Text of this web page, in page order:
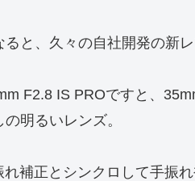
と、久々の自社開発の新
F2.8 IS PROですと、
明るいレンズ。
補正とシンクロして手振れ